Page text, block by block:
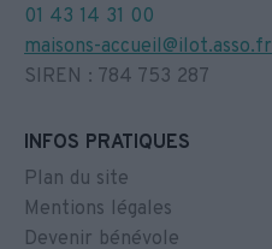
01 43 14 31 00
maisons-accueil@ilot.asso.fr
SIREN : 784 753 287
INFOS PRATIQUES
Plan du site
Mentions légales
Devenir bénévole